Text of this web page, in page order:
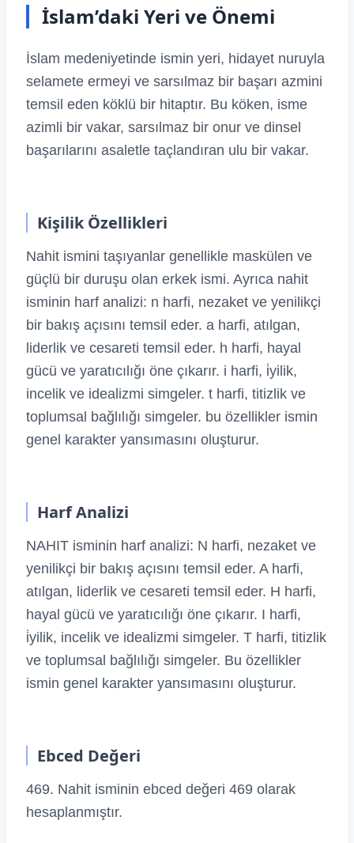
İslam’daki Yeri ve Önemi
İslam medeniyetinde ismin yeri, hidayet nuruyla
selamete ermeyi ve sarsılmaz bir başarı azmini
temsil eden köklü bir hitaptır. Bu köken, isme
azimli bir vakar, sarsılmaz bir onur ve dinsel
başarılarını asaletle taçlandıran ulu bir vakar.
Kişilik Özellikleri
Nahit ismini taşıyanlar genellikle maskülen ve
güçlü bir duruşu olan erkek ismi. Ayrıca nahit
isminin harf analizi: n harfi, nezaket ve yenilikçi
bir bakış açısını temsil eder. a harfi, atılgan,
liderlik ve cesareti temsil eder. h harfi, hayal
gücü ve yaratıcılığı öne çıkarır. i harfi, i̇yilik,
incelik ve idealizmi simgeler. t harfi, titizlik ve
toplumsal bağlılığı simgeler. bu özellikler ismin
genel karakter yansımasını oluşturur.
Harf Analizi
NAHIT isminin harf analizi: N harfi, nezaket ve
yenilikçi bir bakış açısını temsil eder. A harfi,
atılgan, liderlik ve cesareti temsil eder. H harfi,
hayal gücü ve yaratıcılığı öne çıkarır. I harfi,
i̇yilik, incelik ve idealizmi simgeler. T harfi, titizlik
ve toplumsal bağlılığı simgeler. Bu özellikler
ismin genel karakter yansımasını oluşturur.
Ebced Değeri
469. Nahit isminin ebced değeri 469 olarak
hesaplanmıştır.